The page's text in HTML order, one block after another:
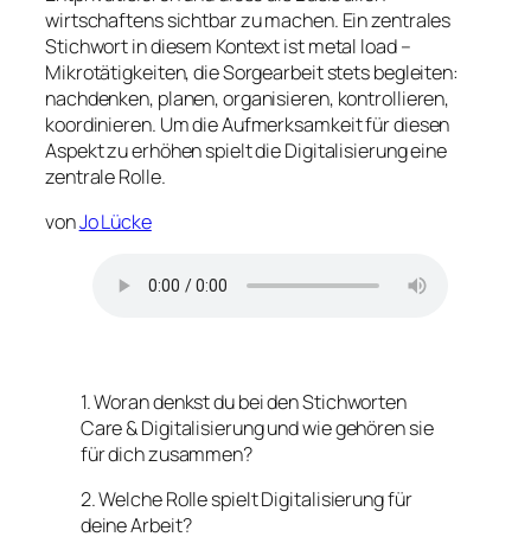
wirtschaftens sichtbar zu machen. Ein zentrales
Stichwort in diesem Kontext ist metal load –
Mikrotätigkeiten, die Sorgearbeit stets begleiten:
nachdenken, planen, organisieren, kontrollieren,
koordinieren. Um die Aufmerksamkeit für diesen
Aspekt zu erhöhen spielt die Digitalisierung eine
zentrale Rolle.
vonJo Lücke
1. Woran denkst du bei den Stichworten
Care & Digitalisierung und wie gehören sie
für dich zusammen?
2. Welche Rolle spielt Digitalisierung für
deine Arbeit?